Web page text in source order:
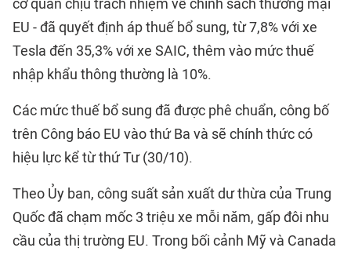
cơ quan chịu trách nhiệm về chính sách thương mại
EU - đã quyết định áp thuế bổ sung, từ 7,8% với xe
Tesla đến 35,3% với xe SAIC, thêm vào mức thuế
nhập khẩu thông thường là 10%.
Các mức thuế bổ sung đã được phê chuẩn, công bố
trên Công báo EU vào thứ Ba và sẽ chính thức có
hiệu lực kể từ thứ Tư (30/10).
Theo Ủy ban, công suất sản xuất dư thừa của Trung
Quốc đã chạm mốc 3 triệu xe mỗi năm, gấp đôi nhu
cầu của thị trường EU. Trong bối cảnh Mỹ và Canada